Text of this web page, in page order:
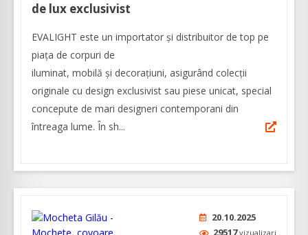
de lux exclusivist
EVALIGHT este un importator și distribuitor de top pe
piața de corpuri de
iluminat, mobilă și decorațiuni, asigurând colecții
originale cu design exclusivist sau piese unicat, special
concepute de mari designeri contemporani din
întreaga lume. În sh...
20.10.2025
29517vizualizari